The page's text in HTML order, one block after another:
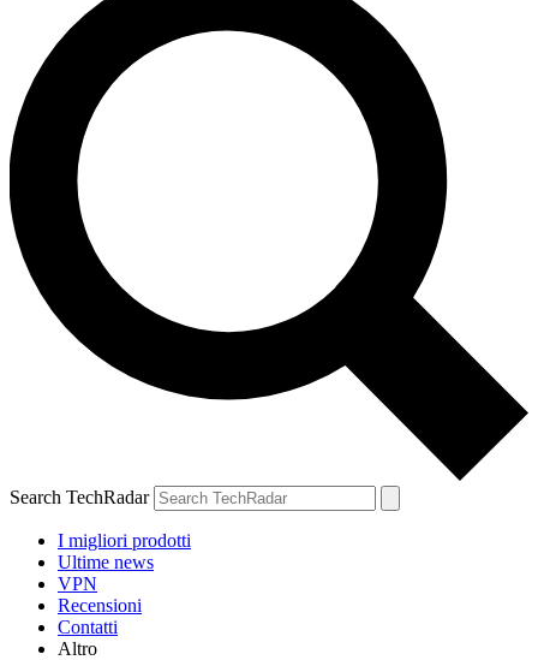
Search TechRadar
I migliori prodotti
Ultime news
VPN
Recensioni
Contatti
Altro